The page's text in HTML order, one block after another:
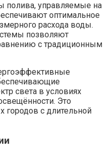
полива, управляемые на
оптимальное
расхода воды.
позволяют
с традиционным
света в условиях
Это
городов с длительной